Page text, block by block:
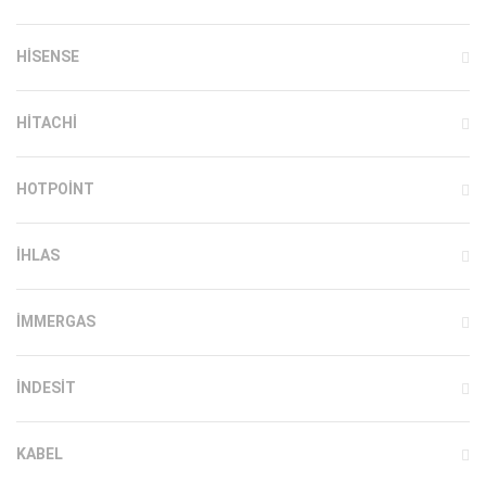
HISENSE
HITACHI
HOTPOINT
IHLAS
İMMERGAS
INDESIT
KABEL